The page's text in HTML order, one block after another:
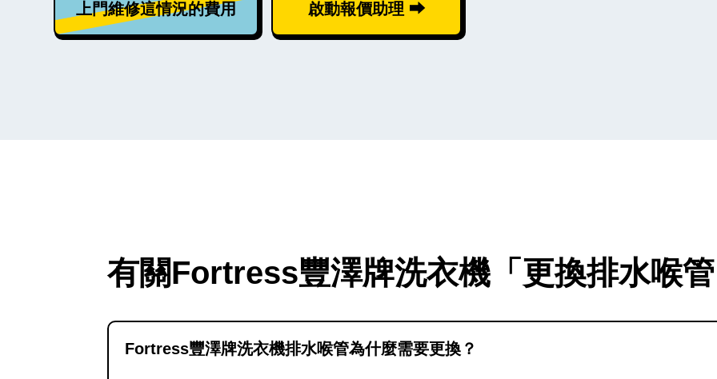
上門維修這情況的費用 啟動報價助理 ⮕
有關Fortress豐澤牌洗衣機「更換排水喉
Fortress豐澤牌洗衣機排水喉管為什麼需要更換？